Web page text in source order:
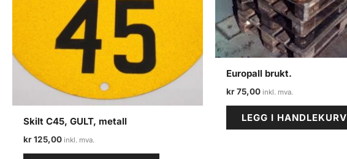
Skilt C45, GULT, metall
kr125,00
Europall brukt.
kr75,00
LEGG I HANDLEKURV